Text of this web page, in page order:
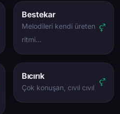
Bestekar
Melodileri kendi üreten
ritmi…
Bıcırık
Çok konuşan, cıvıl cıvıl